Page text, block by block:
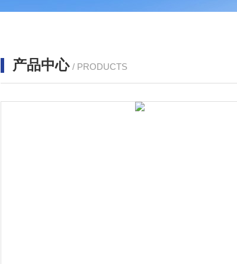
产品中心 / PRODUCTS